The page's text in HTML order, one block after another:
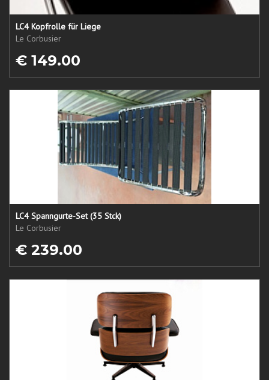
LC4 Kopfrolle für Liege
Le Corbusier
€ 149.00
LC4 Spanngurte-Set (35 Stck)
Le Corbusier
€ 239.00